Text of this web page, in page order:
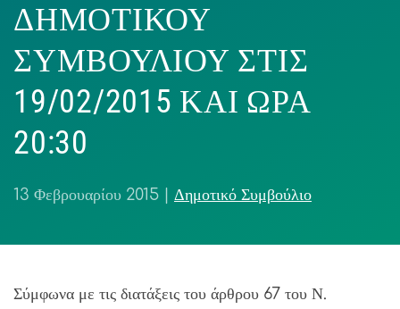
ΔΗΜΟΤΙΚΟΥ
ΣΥΜΒΟΥΛΙΟΥ ΣΤΙΣ
19/02/2015 ΚΑΙ ΩΡΑ
20:30
13 Φεβρουαρίου 2015 Δημοτικό Συμβούλιο
Σύμφωνα με τις διατάξεις του άρθρου 67 του Ν.